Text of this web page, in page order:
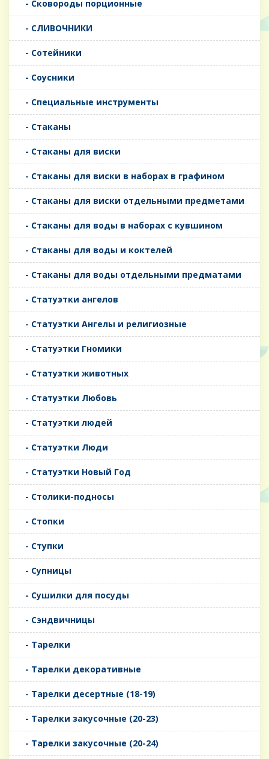
- Сковороды порционные
- СЛИВОЧНИКИ
- Сотейники
- Соусники
- Специальные инструменты
- Стаканы
- Стаканы для виски
- Стаканы для виски в наборах в графином
- Стаканы для виски отдельными предметами
- Стаканы для воды в наборах с кувшином
- Стаканы для воды и коктелей
- Стаканы для воды отдельными предматами
- Статуэтки ангелов
- Статуэтки Ангелы и религиозные
- Статуэтки Гномики
- Статуэтки животных
- Статуэтки Любовь
- Статуэтки людей
- Статуэтки Люди
- Статуэтки Новый Год
- Столики-подносы
- Стопки
- Ступки
- Супницы
- Сушилки для посуды
- Сэндвичницы
- Тарелки
- Тарелки декоративные
- Тарелки десертные (18-19)
- Тарелки закусочные (20-23)
- Тарелки закусочные (20-24)